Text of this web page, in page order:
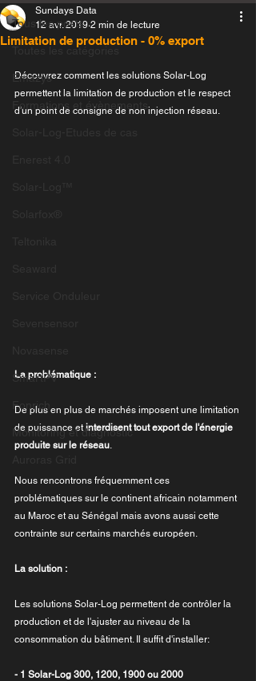
Tous les posts
Toutes les catégories
Emazys
Formations et évènements
SmartPV
Fonrich
Monitoring et diagnostic
Limitation de production - 0% export
Sundays Data
12 avr. 2019 2 min de lecture
Découvrez comment les solutions Solar-Log
permettent la limitation de production et le respect
d'un point de consigne de non injection réseau.
La problématique :
De plus en plus de marchés imposent une limitation
de puissance et interdisent tout export de l'énergie
produite sur le réseau.
Nous rencontrons fréquemment ces
problématiques sur le continent africain notamment
au Maroc et au Sénégal mais avons aussi cette
contrainte sur certains marchés européen.
La solution :
Les solutions Solar-Log permettent de contrôler la
production et de l'ajuster au niveau de la
consommation du bâtiment. Il suffit d'installer:
- 1 Solar-Log 300, 1200, 1900 ou 2000